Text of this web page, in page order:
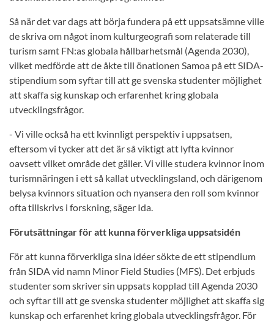
Så när det var dags att börja fundera på ett uppsatsämne ville
de skriva om något inom kulturgeografi som relaterade till
turism samt FN:as globala hållbarhetsmål (Agenda 2030),
vilket medförde att de åkte till önationen Samoa på ett SIDA-
stipendium som syftar till att ge svenska studenter möjlighet
att skaffa sig kunskap och erfarenhet kring globala
utvecklingsfrågor.
- Vi ville också ha ett kvinnligt perspektiv i uppsatsen,
eftersom vi tycker att det är så viktigt att lyfta kvinnor
oavsett vilket område det gäller. Vi ville studera kvinnor inom
turismnäringen i ett så kallat utvecklingsland, och därigenom
belysa kvinnors situation och nyansera den roll som kvinnor
ofta tillskrivs i forskning, säger Ida.
Förutsättningar för att kunna förverkliga uppsatsidén
För att kunna förverkliga sina idéer sökte de ett stipendium
från SIDA vid namn Minor Field Studies (MFS). Det erbjuds
studenter som skriver sin uppsats kopplad till Agenda 2030
och syftar till att ge svenska studenter möjlighet att skaffa sig
kunskap och erfarenhet kring globala utvecklingsfrågor. För